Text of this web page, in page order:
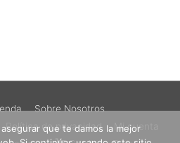
Sobre Nosotros
Política de privacidad
Mi cuenta
que te damos la mejor